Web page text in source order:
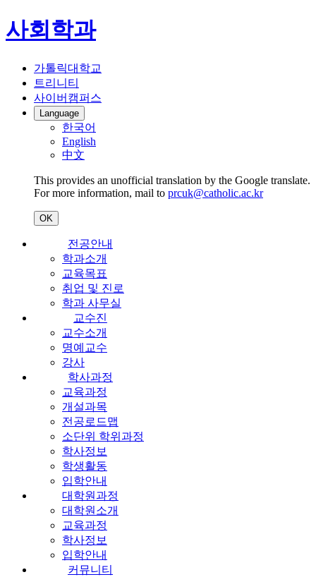
사회학과
가톨릭대학교
트리니티
사이버캠퍼스
Language
한국어
English
中文
This provides an unofficial translation by the Google translate.
For more information, mail to prcuk@catholic.ac.kr
OK
전공안내
학과소개
교육목표
취업 및 진로
학과 사무실
교수진
교수소개
명예교수
강사
학사과정
교육과정
개설과목
전공로드맵
소단위 학위과정
학사정보
학생활동
입학안내
대학원과정
대학원소개
교육과정
학사정보
입학안내
커뮤니티